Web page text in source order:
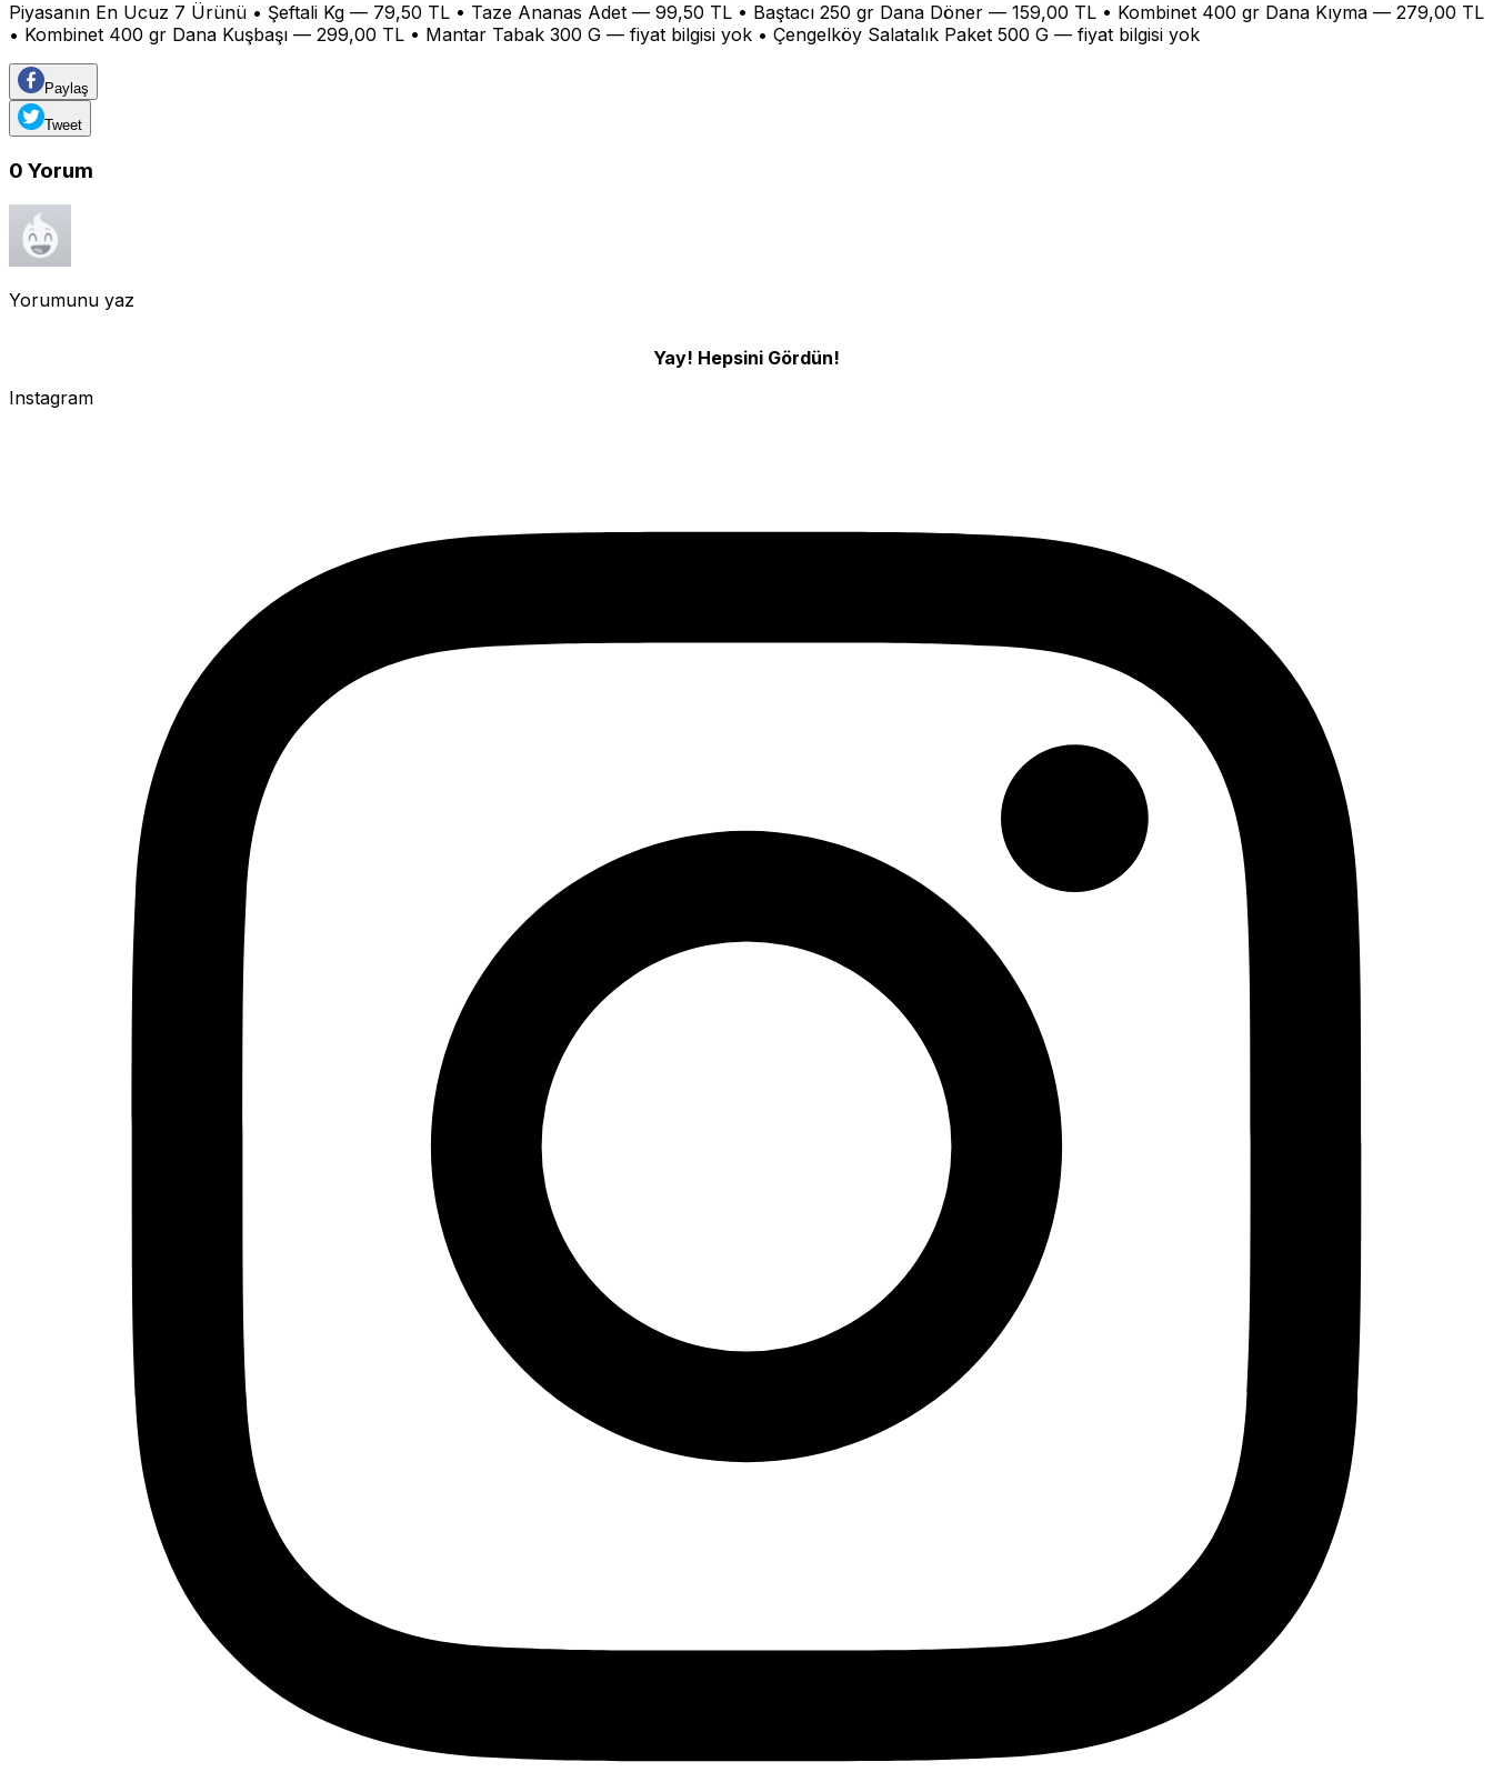
Piyasanın En Ucuz 7 Ürünü • Şeftali Kg — 79,50 TL • Taze Ananas Adet — 99,50 TL • Baştacı 250 gr Dana Döner — 159,00 TL • Kombinet 400 gr Dana Kıyma — 279,00 TL
• Kombinet 400 gr Dana Kuşbaşı — 299,00 TL • Mantar Tabak 300 G — fiyat bilgisi yok • Çengelköy Salatalık Paket 500 G — fiyat bilgisi yok
Paylaş
Tweet
0 Yorum
Yorumunu yaz
Yay! Hepsini Gördün!
Instagram